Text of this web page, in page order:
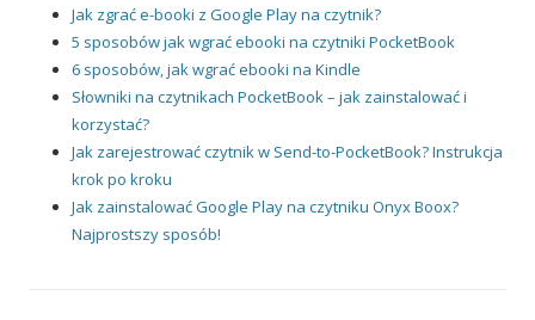
Jak zgrać e-booki z Google Play na czytnik?
5 sposobów jak wgrać ebooki na czytniki PocketBook
6 sposobów, jak wgrać ebooki na Kindle
Słowniki na czytnikach PocketBook – jak zainstalować i
korzystać?
Jak zarejestrować czytnik w Send-to-PocketBook? Instrukcja
krok po kroku
Jak zainstalować Google Play na czytniku Onyx Boox?
Najprostszy sposób!